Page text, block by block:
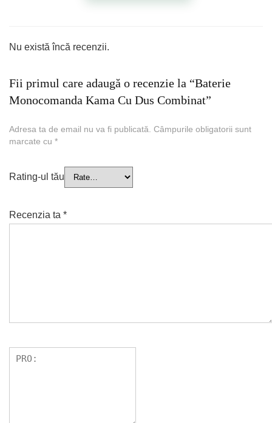
Nu există încă recenzii.
Fii primul care adaugă o recenzie la “Baterie
Monocomanda Kama Cu Dus Combinat”
Adresa ta de email nu va fi publicată. Câmpurile obligatorii sunt
marcate cu *
Rating-ul tău
Recenzia ta *